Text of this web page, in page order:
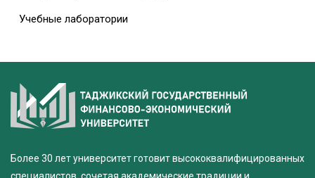
Учебные лаборатории
Более 30 лет университет готовит высококвалифицированных